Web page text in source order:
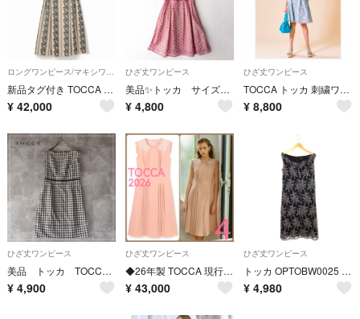
ロングワンピース/マキシワンピース
新品タグ付き TOCCA 【洗える！】RIBBON PARLOUR ドレス
¥ 42,000
ひざ丈ワンピース
美品✨トッカ サイズ00 XS 総刺繍 膝丈ワンピース ピンク 春夏
¥ 4,800
ひざ丈ワンピース
TOCCA トッカ 刺繍ワンピース
¥ 8,800
ひざ丈ワンピース
美品 トッカ TOCCA スカラップ襟 チェック ひざ丈 ワンピース 2 M
¥ 4,900
ひざ丈ワンピース
◆26年製 TOCCA 現行品 SONGBIRD LACE ドレス ワンピース ノースリーブ ピンク 4
¥ 43,000
ひざ丈ワンピース
トッカ OPTOBW0025 ワンピース 0 ブラック フラワーモチーフ 刺繍 ITIWMB1SIACT
¥ 4,980